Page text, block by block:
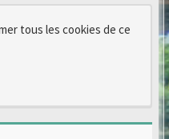
tous les cookies de ce